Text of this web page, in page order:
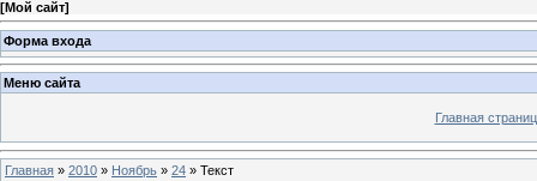
[Мой сайт]
Форма входа
Меню сайта
Главная
Главная » 2010 » Ноябрь » 24 » Текст